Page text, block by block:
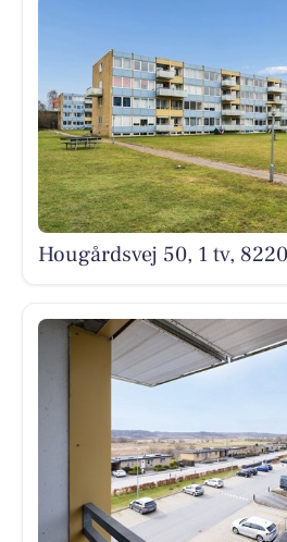
Hougårdsvej 50, 1 tv,